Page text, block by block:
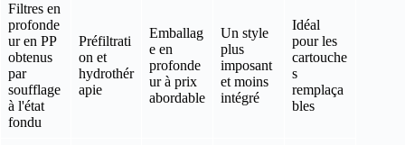
Filtres en
profonde
ur en PP
obtenus
par
soufflage
à l'état
fondu
Préfiltrati
on et
hydrothér
apie
Emballag
e en
profonde
ur à prix
abordable
Un style
plus
imposant
et moins
intégré
Idéal
pour les
cartouche
s
remplaça
bles